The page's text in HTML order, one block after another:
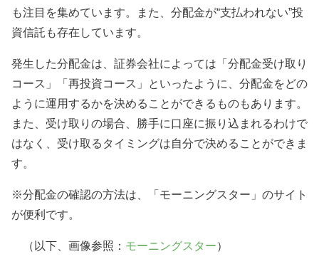
も注目を集めています。また、分配金が“支払われない”投
資信託も存在しています。
発生した分配金は、証券会社によっては「分配金受け取り
コース」「再投資コース」といったように、分配金をどの
ように運用するかを決めることができるものもあります。
また、受け取りの場合、勝手に口座に振り込まれるわけで
はなく、受け取るタイミングは自分で決めることができま
す。
※分配金の確認の方法は、「モーニングスター」のサイト
が便利です。
（以下、画像参照： モーニングスター）